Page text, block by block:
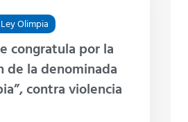
Ley Olimpia
congratula por la
de la denominada
contra violencia